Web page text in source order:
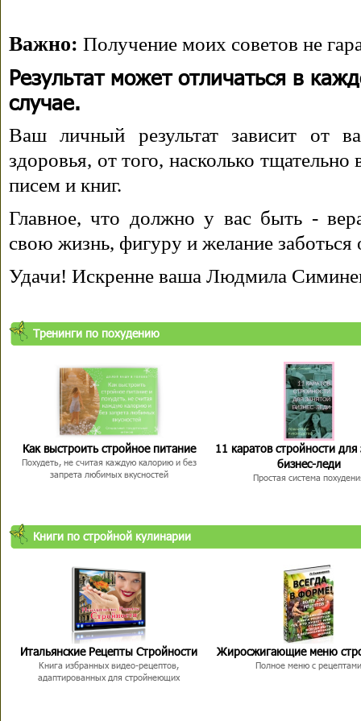
Важно: Получение моих советов не
Результат может отличаться в
случае.
Ваш личный результат зависит от
здоровья, от того, насколько
писем и книг.
Главное, что должно у вас быть -
свою жизнь, фигуру и желание заботься
Удачи! Искренне ваша Людмила
Тренинги по похудению
Как выстроить стройное питание
Похудеть, не считая каждую калорию и без
запрета любимых вкусностей
11 каратов стройности для
бизнес-леди
Простая система
Книги по стройной кулинарии
Итальянские Рецепты Стройности
Книга избранных видео-рецептов,
адаптированных для стройнеющих
Жиросжигающие меню
Полное меню с рецептами